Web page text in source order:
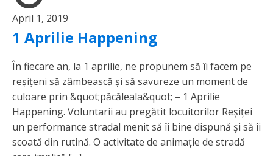
April 1, 2019
1 Aprilie Happening
În fiecare an, la 1 aprilie, ne propunem să îi facem pe
reșițeni să zâmbească și să savureze un moment de
culoare prin &quot;păcăleala&quot; – 1 Aprilie
Happening. Voluntarii au pregătit locuitorilor Reșiței
un performance stradal menit să îi bine dispună şi să îi
scoată din rutină. O activitate de animație de stradă